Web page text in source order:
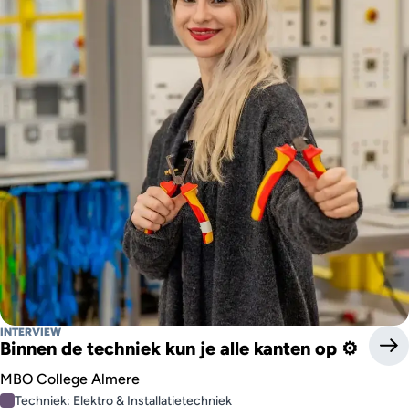
INTERVIEW
Binnen de techniek kun je alle kanten op ⚙️
MBO College Almere
Techniek: Elektro & Installatietechniek